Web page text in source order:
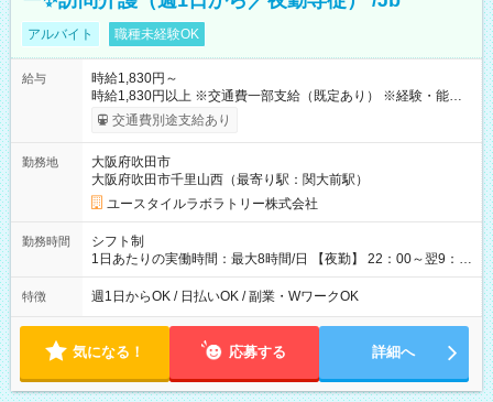
アルバイト 職種未経験OK
給与
時給1,830円～
時給1,830円以上 ※交通費一部支給（既定あり） ※経験・能力を
考慮して決定します 【収入例】 週1回勤務の場合：1,830円×8時
間×4回=5万8,560円 週3回勤務の場合：1,830円×8時間×12回
月 ※ 雇用形態と給与に、本採用時と異なる部分があります。 雇
用形態：本採用時と同じです。 給与：時給 1,610円以上
交通費別途支給あり
勤務地
大阪府吹田市
大阪府吹田市千里山西（最寄り駅：関大前駅）
ユースタイルラボラトリー株式会社
勤務時間
シフト制
1日あたりの実働時間：最大8時間/日 【夜勤】 22：00～翌9：
00 ※週1日～OK ／ 夜勤専従 ＊＊ 勤務時間例 ＊＊ ■22時か
ら翌7時 ■23時から翌8時 ■24時から翌9時 など ※上記の時間
ます。 ※曜日固定（毎週同じ曜日での勤務となります）
特徴 週1日からOK / 日払いOK / 副業・WワークOK
気になる！ 応募する 詳細へ